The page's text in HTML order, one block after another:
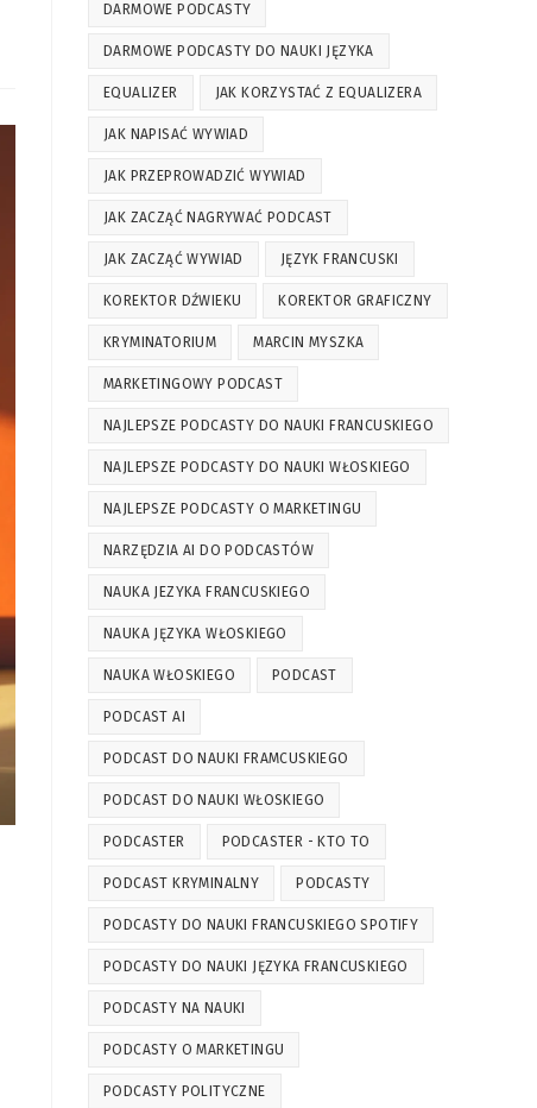
DARMOWE PODCASTY
DARMOWE PODCASTY DO NAUKI JĘZYKA
EQUALIZER JAK KORZYSTAĆ Z EQUALIZERA
JAK NAPISAĆ WYWIAD
JAK PRZEPROWADZIĆ WYWIAD
JAK ZACZĄĆ NAGRYWAĆ PODCAST
JAK ZACZĄĆ WYWIAD JĘZYK FRANCUSKI
KOREKTOR DŹWIEKU KOREKTOR GRAFICZNY
KRYMINATORIUM MARCIN MYSZKA
MARKETINGOWY PODCAST
NAJLEPSZE PODCASTY DO NAUKI FRANCUSKIEGO
NAJLEPSZE PODCASTY DO NAUKI WŁOSKIEGO
NAJLEPSZE PODCASTY O MARKETINGU
NARZĘDZIA AI DO PODCASTÓW
NAUKA JEZYKA FRANCUSKIEGO
NAUKA JĘZYKA WŁOSKIEGO
NAUKA WŁOSKIEGO PODCAST
PODCAST AI
PODCAST DO NAUKI FRAMCUSKIEGO
PODCAST DO NAUKI WŁOSKIEGO
PODCASTER PODCASTER - KTO TO
PODCAST KRYMINALNY PODCASTY
PODCASTY DO NAUKI FRANCUSKIEGO SPOTIFY
PODCASTY DO NAUKI JĘZYKA FRANCUSKIEGO
PODCASTY NA NAUKI
PODCASTY O MARKETINGU
PODCASTY POLITYCZNE